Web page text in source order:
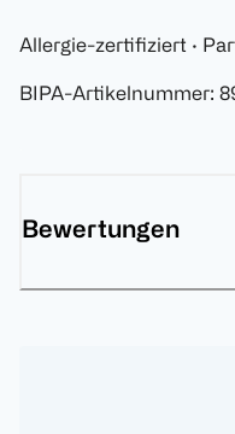
Allergie-zertifiziert ·
BIPA-Artikelnummer:
Bewertungen